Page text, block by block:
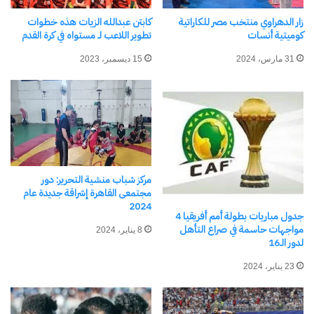
ببطولة كأس العالم للاندية
ويكتسح فريق فلومينينسي
البرازيلي 4-0
في "رياضة Sports"
الأهلي يخسر من فلومينينسي
البرازيلي في نصف نهائي
مونديال الأندية
في "رياضة Sports"
بضربات الجزاء الأهلي يخسر
المباراة قبل النهائي وباتشوكا
النهائي
خسر الأهلي لقب كأس
التحدي أمام باتشوكا
بركلات الترجيح في
نصف نهائي بطولة
كأس إنتركونتيننتال.
14 ديسمبر، 2024
زار الدهراوي منتخب مصر للكاراتية
كوميتية أنسات
31 مارس، 2024
كابتن عبدالله الزيات هذه خطوات
تطوير اللاعب لـ مستواه في كرة القدم
15 ديسمبر، 2023
جدول مباريات بطولة أمم أفريقيا 4
مواجهات حاسمة في صراع التأهل
لدور الـ16
23 يناير، 2024
مركز شباب منشية التحرير: دور
مجتمعى القاهرة إشراقة جديدة عام
2024
8 يناير، 2024